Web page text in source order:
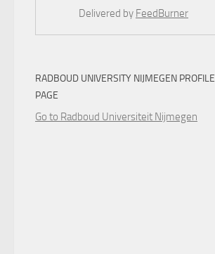
Delivered by FeedBurner
RADBOUD UNIVERSITY NIJMEGEN PROFILE
PAGE
Go to Radboud Universiteit Nijmegen